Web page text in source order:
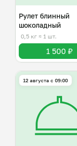
Рулет блинный
шоколадный
0,5 кг ≈ 1 шт.
1 500 ₽
12 августа с 09:00